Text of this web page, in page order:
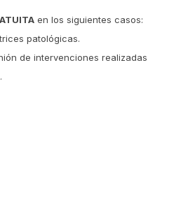
en los siguientes casos:
patológicas.
de intervenciones realizadas